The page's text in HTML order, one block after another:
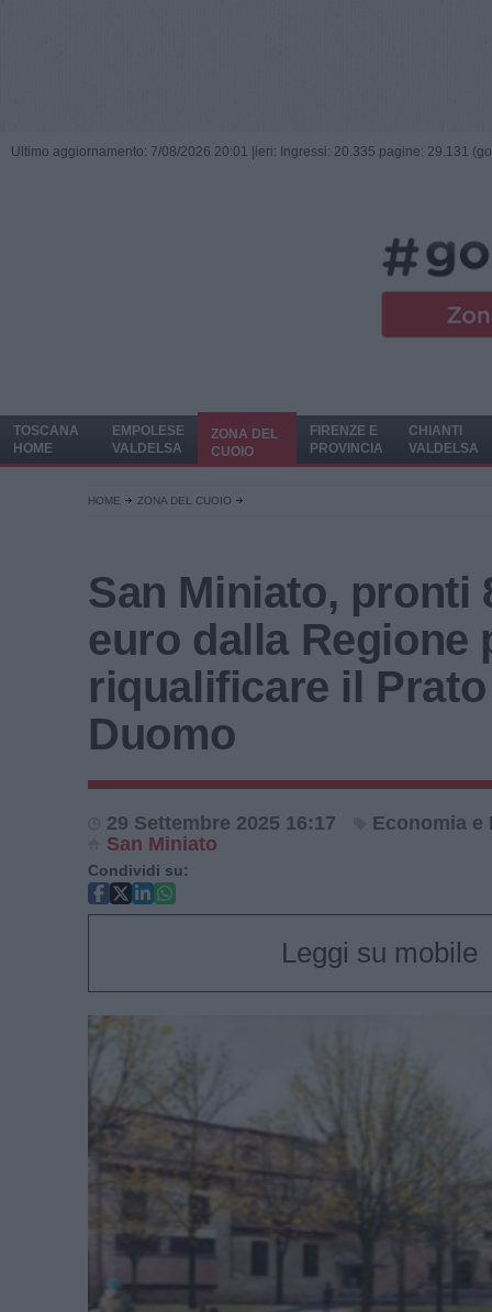
Ultimo aggiornamento: 7/08/2026 20:01 | ieri: Ingressi: 20.335 pagine: 29.131
TOSCANA
HOME
EMPOLESE
VALDELSA
ZONA DEL
CUOIO
FIRENZE E
PROVINCIA
CHIANTI
VALDELSA
HOME ZONA DEL CUOIO
San Miniato, pronti
euro dalla Regione
riqualificare il
Duomo
29 Settembre 2025 16:17
Economia e
San Miniato
Condividi su:
Leggi su mobile